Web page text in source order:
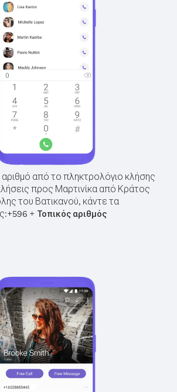
από το πληκτρολόγιο κλήσης
προς Μαρτινίκα από Κράτος
του Βατικανού, κάντε τα
+596 + Τοπικός αριθμός